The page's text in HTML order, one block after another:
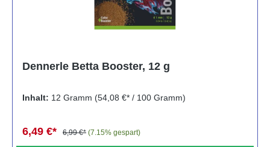
Dennerle Betta Booster, 12 g
Inhalt: 12 Gramm (54,08 €* / 100 Gramm)
6,49 €* 6,99 €* (7.15% gespart)